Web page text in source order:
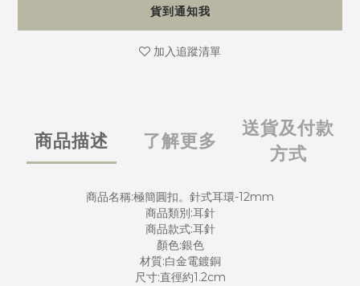
貨到通知我
加入追蹤清單
商品描述 了解更多
送貨及付款
方式
商品名稱:極簡圓扣。針式耳環-12mm
商品類別:耳針
商品款式:耳針
顏色:銀色
材質:白金電鍍銅
尺寸:直徑約1.2cm